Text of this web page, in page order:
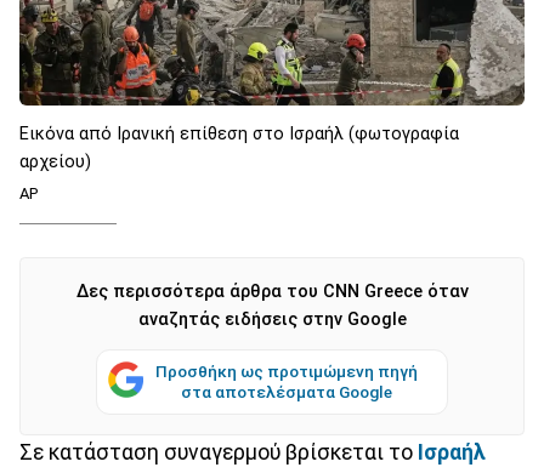
Εικόνα από Ιρανική επίθεση στο Ισραήλ (φωτογραφία
αρχείου)
AP
Δες περισσότερα άρθρα του CNN Greece όταν
αναζητάς ειδήσεις στην Google
Προσθήκη ως προτιμώμενη πηγή
στα αποτελέσματα Google
Σε κατάσταση συναγερμού βρίσκεται το Ισραήλ